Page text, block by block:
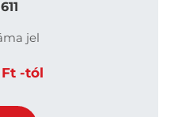
jel
-tól